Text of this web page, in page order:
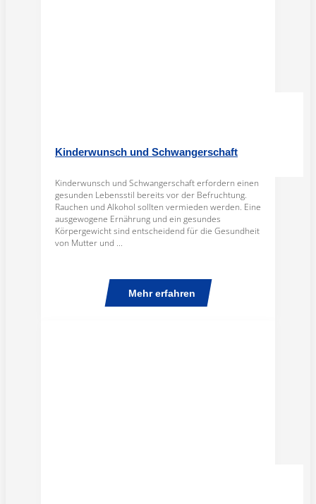
Kinderwunsch und Schwangerschaft
Kinderwunsch und Schwangerschaft erfordern einen
gesunden Lebensstil bereits vor der Befruchtung.
Rauchen und Alkohol sollten vermieden werden. Eine
ausgewogene Ernährung und ein gesundes
Körpergewicht sind entscheidend für die Gesundheit
von Mutter und ...
Mehr erfahren